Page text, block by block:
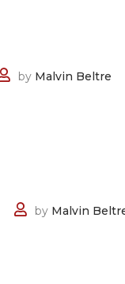
by Malvin Beltre
by Malvin